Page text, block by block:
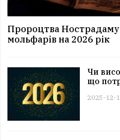
Пророцтва
мольфарів на 2026 рік
Чи
що
2025-12-